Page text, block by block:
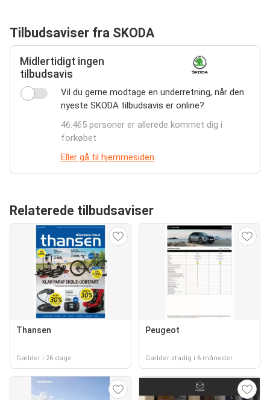
Tilbudsaviser fra SKODA
Midlertidigt ingen
tilbudsavis
Vil du gerne modtage en underretning, når den
nyeste SKODA tilbudsavis er online?
46.465 personer er allerede kommet dig i
forkøbet
Eller gå til hjemmesiden
Relaterede tilbudsaviser
Thansen
Gælder i 26 dage
Peugeot
Gælder stadig i 6 måneder